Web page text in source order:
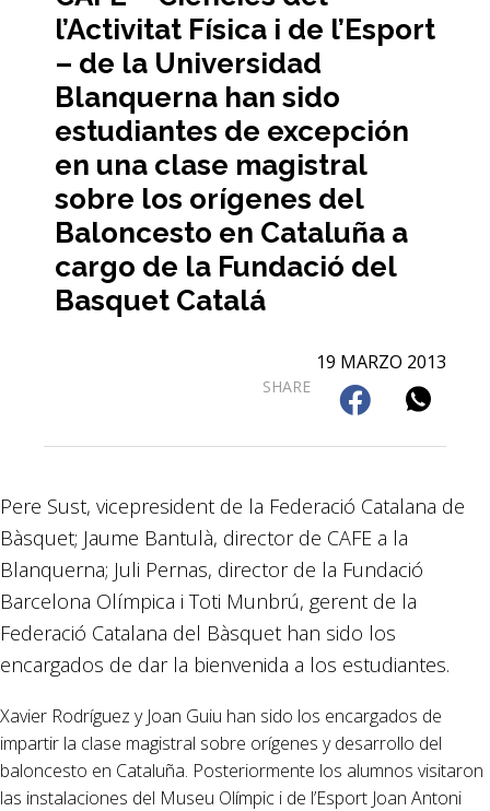
l’Activitat Física i de l’Esport
– de la Universidad
Blanquerna han sido
estudiantes de excepción
en una clase magistral
sobre los orígenes del
Baloncesto en Cataluña a
cargo de la Fundació del
Basquet Catalá
19 MARZO 2013
SHARE
Pere Sust, vicepresident de la Federació Catalana de
Bàsquet; Jaume Bantulà, director de CAFE a la
Blanquerna; Juli Pernas, director de la Fundació
Barcelona Olímpica i Toti Munbrú, gerent de la
Federació Catalana del Bàsquet han sido los
encargados de dar la bienvenida a los estudiantes.
Xavier Rodríguez y Joan Guiu han sido los encargados de
impartir la clase magistral sobre orígenes y desarrollo del
baloncesto en Cataluña. Posteriormente los alumnos visitaron
las instalaciones del Museu Olímpic i de l’Esport Joan Antoni